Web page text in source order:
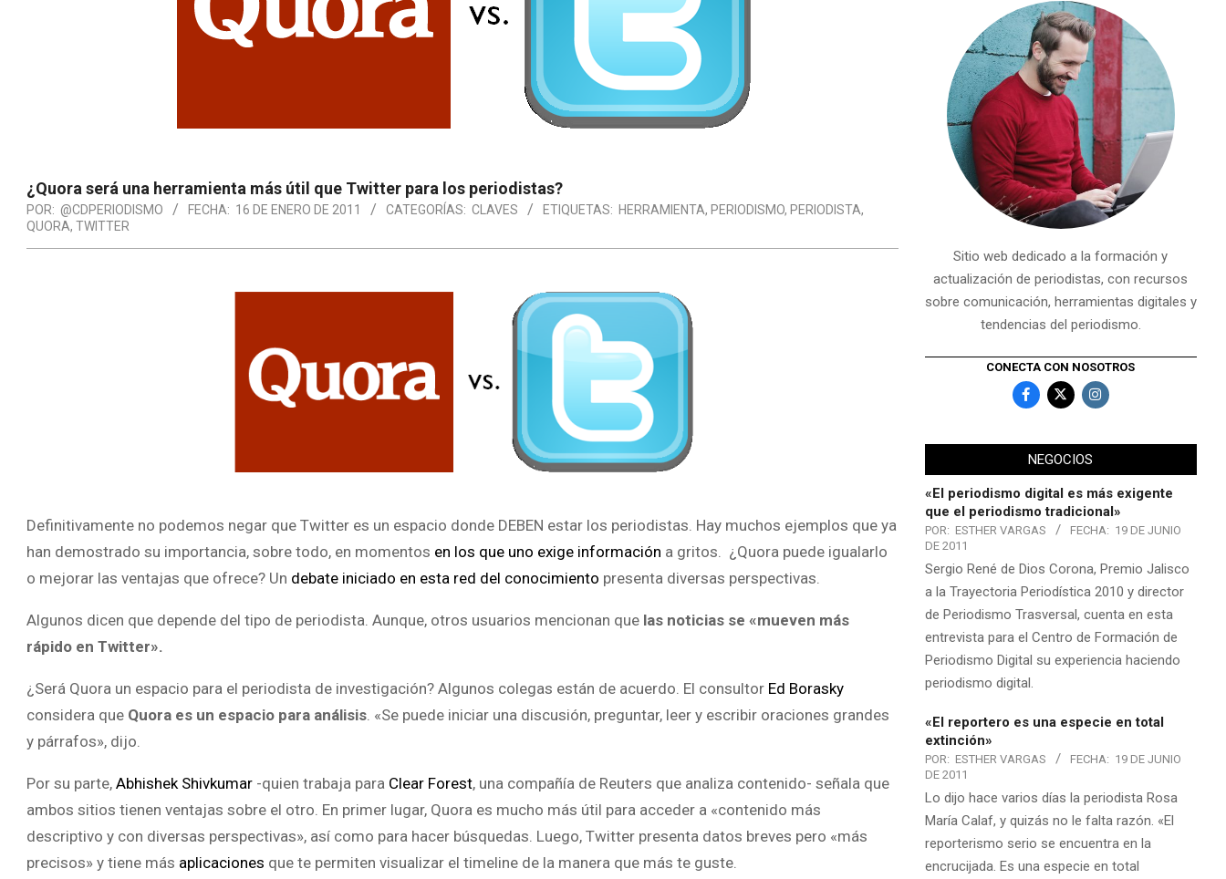
¿Quora será una herramienta más útil que Twitter para los periodistas?
POR: @CDPERIODISMO FECHA: 16 DE ENERO DE 2011 CATEGORÍAS: CLAVES ETIQUETAS: HERRAMIENTA, PERIODISMO, PERIODISTA,
QUORA, TWITTER
Definitivamente no podemos negar que Twitter es un espacio donde DEBEN estar los periodistas. Hay muchos ejemplos que ya
han demostrado su importancia, sobre todo, en momentos en los que uno exige información a gritos. ¿Quora puede igualarlo
o mejorar las ventajas que ofrece? Un debate iniciado en esta red del conocimiento presenta diversas perspectivas.
Algunos dicen que depende del tipo de periodista. Aunque, otros usuarios mencionan que las noticias se «mueven más
rápido en Twitter».
¿Será Quora un espacio para el periodista de investigación? Algunos colegas están de acuerdo. El consultor Ed Borasky
considera que Quora es un espacio para análisis. «Se puede iniciar una discusión, preguntar, leer y escribir oraciones grandes
y párrafos», dijo.
Por su parte, Abhishek Shivkumar -quien trabaja para Clear Forest, una compañía de Reuters que analiza contenido- señala que
ambos sitios tienen ventajas sobre el otro. En primer lugar, Quora es mucho más útil para acceder a «contenido más
descriptivo y con diversas perspectivas», así como para hacer búsquedas. Luego, Twitter presenta datos breves pero «más
precisos» y tiene más aplicaciones que te permiten visualizar el timeline de la manera que más te guste.
Sitio web dedicado a la formación y
actualización de periodistas, con recursos
sobre comunicación, herramientas digitales y
tendencias del periodismo.
CONECTA CON NOSOTROS
NEGOCIOS
«El periodismo digital es más exigente
que el periodismo tradicional»
POR: ESTHER VARGAS FECHA: 19 DE JUNIO
DE 2011
Sergio René de Dios Corona, Premio Jalisco
a la Trayectoria Periodística 2010 y director
de Periodismo Trasversal, cuenta en esta
entrevista para el Centro de Formación de
Periodismo Digital su experiencia haciendo
periodismo digital.
«El reportero es una especie en total
extinción»
POR: ESTHER VARGAS FECHA: 19 DE JUNIO
DE 2011
Lo dijo hace varios días la periodista Rosa
María Calaf, y quizás no le falta razón. «El
reporterismo serio se encuentra en la
encrucijada. Es una especie en total